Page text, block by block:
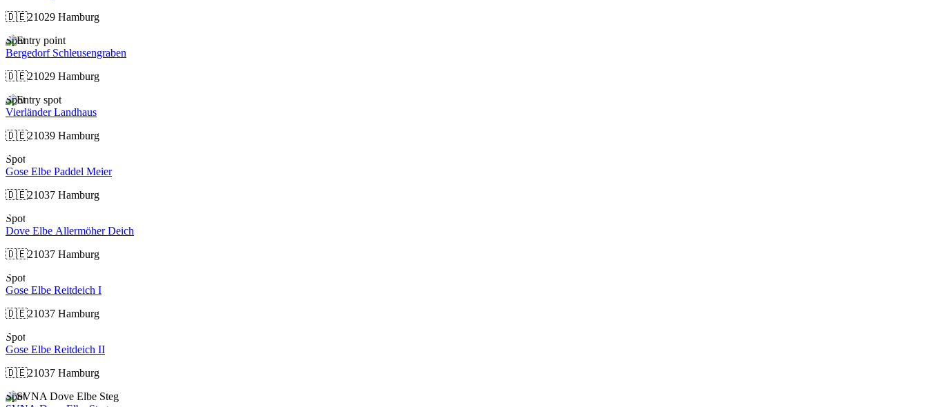
🇩🇪21029 Hamburg
Spot
Bergedorf Schleusengraben
🇩🇪21029 Hamburg
Spot
Vierländer Landhaus
🇩🇪21039 Hamburg
Spot
Gose Elbe Paddel Meier
🇩🇪21037 Hamburg
Spot
Dove Elbe Allermöher Deich
🇩🇪21037 Hamburg
Spot
Gose Elbe Reitdeich I
🇩🇪21037 Hamburg
Spot
Gose Elbe Reitdeich II
🇩🇪21037 Hamburg
Spot